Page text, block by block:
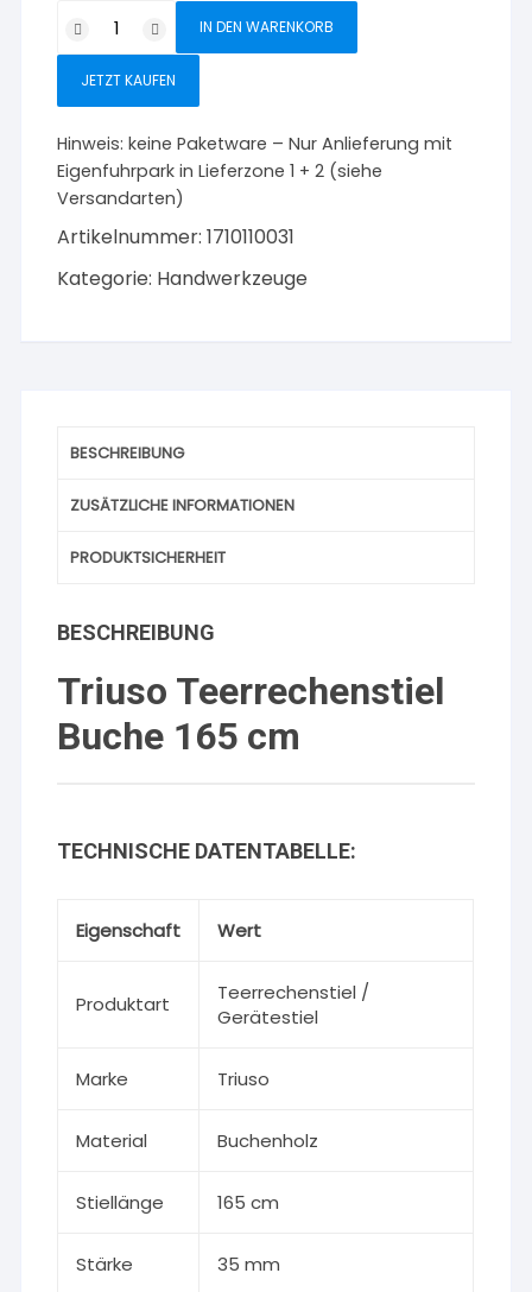
Teerrechenstiel
Buche
Menge
IN DEN WARENKORB
JETZT KAUFEN
Hinweis:keine Paketware – Nur Anlieferung mit
Eigenfuhrpark in Lieferzone 1 + 2 (siehe
Versandarten)
Artikelnummer:1710110031
Kategorie: Handwerkzeuge
BESCHREIBUNG
ZUSÄTZLICHE INFORMATIONEN
PRODUKTSICHERHEIT
BESCHREIBUNG
Triuso Teerrechenstiel
Buche 165 cm
TECHNISCHE DATENTABELLE:
Eigenschaft Wert
Produktart
Teerrechenstiel /
Gerätestiel
Marke Triuso
Material Buchenholz
Stiellänge 165 cm
Stärke 35 mm